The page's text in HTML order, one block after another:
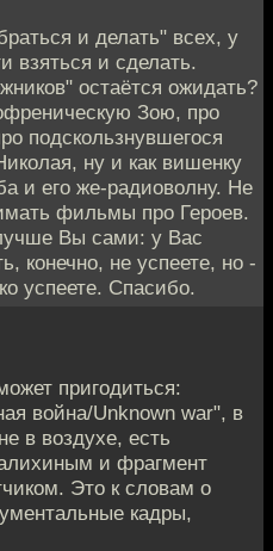
и делать" всех, у
взяться и сделать.
остаётся ожидать?
Зою, про
подскользнувшегося
ну и как вишенку
и его же-радиоволну. Не
фильмы про Героев.
Вы сами: у Вас
конечно, не успеете, но -
успеете. Спасибо.
пригодиться:
война/Unknown war", в
в воздухе, есть
и фрагмент
Это к словам о
кадры,